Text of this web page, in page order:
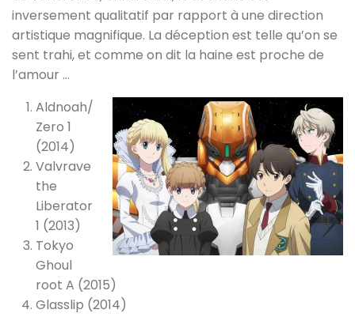
inversement qualitatif par rapport à une direction
artistique magnifique. La déception est telle qu’on se
sent trahi, et comme on dit la haine est proche de
l’amour …
Aldnoah/
Zero 1
(2014)
Valvrave
the
Liberator
1 (2013)
Tokyo
Ghoul
root A (2015)
Glasslip (2014)